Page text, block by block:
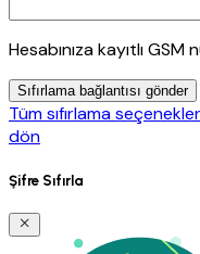
Hesabınıza kayıtlı GSM
Sıfırlama bağlantısı gönder
Tüm sıfırlama
dön
Şifre Sıfırla